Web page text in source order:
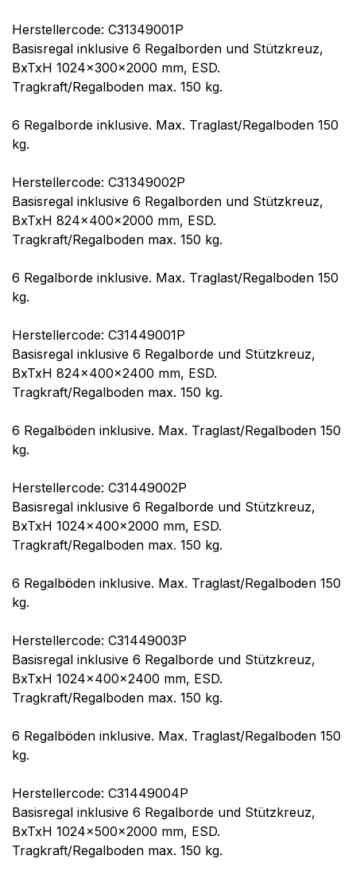
Herstellercode: C31349001P
Basisregal inklusive 6 Regalborden und Stützkreuz,
BxTxH 1024x300x2000 mm, ESD.
Tragkraft/Regalboden max. 150 kg.
6 Regalborde inklusive. Max. Traglast/Regalboden 150
kg.
Herstellercode: C31349002P
Basisregal inklusive 6 Regalborden und Stützkreuz,
BxTxH 824x400x2000 mm, ESD.
Tragkraft/Regalboden max. 150 kg.
6 Regalborde inklusive. Max. Traglast/Regalboden 150
kg.
Herstellercode: C31449001P
Basisregal inklusive 6 Regalborde und Stützkreuz,
BxTxH 824x400x2400 mm, ESD.
Tragkraft/Regalboden max. 150 kg.
6 Regalböden inklusive. Max. Traglast/Regalboden 150
kg.
Herstellercode: C31449002P
Basisregal inklusive 6 Regalborde und Stützkreuz,
BxTxH 1024x400x2000 mm, ESD.
Tragkraft/Regalboden max. 150 kg.
6 Regalböden inklusive. Max. Traglast/Regalboden 150
kg.
Herstellercode: C31449003P
Basisregal inklusive 6 Regalborde und Stützkreuz,
BxTxH 1024x400x2400 mm, ESD.
Tragkraft/Regalboden max. 150 kg.
6 Regalböden inklusive. Max. Traglast/Regalboden 150
kg.
Herstellercode: C31449004P
Basisregal inklusive 6 Regalborde und Stützkreuz,
BxTxH 1024x500x2000 mm, ESD.
Tragkraft/Regalboden max. 150 kg.